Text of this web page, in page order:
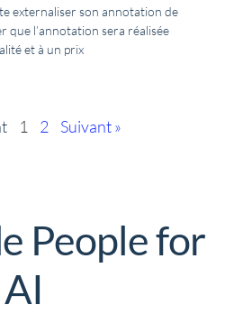
externaliser son annotation de
que l’annotation sera réalisée
et à un prix
1 2 Suivant »
People for
AI